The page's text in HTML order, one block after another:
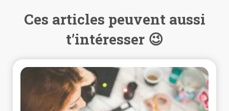
Ces articles peuvent aussi
t’intéresser 😉